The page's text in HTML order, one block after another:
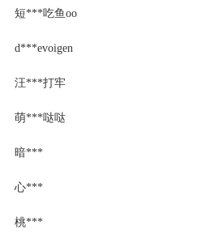
短***吃鱼oo
d***evoigen
汪***打牢
萌***哒哒
暗***
心***
桃***